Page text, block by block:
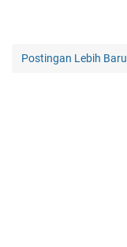
Postingan Lebih Baru